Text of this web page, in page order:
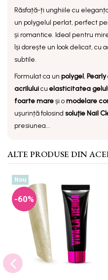
Răsfață-ți unghiile cu
un polygelul perlat, perfect
și romantice. Ideal pentru
își dorește un look delicat, cu
subtile.
Formulat ca un polygel, Pearly
acriluluicu elasticitatea
foarte mareși omodelare
ușurință folosind soluție Nail
presiunea...
ALTE PRODUSE DIN
Nou
-60%